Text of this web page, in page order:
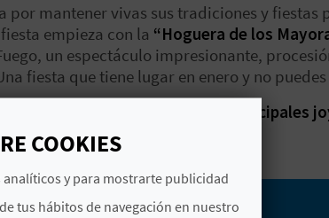
por mantener vivas sus tradiciones y fiestas
empieza con la “Hoguera de los
un espectáculo impresionante,
fiesta que tiene lugar en enero y no
la naturaleza es una de las principales
y disfruta de cada minuto.
COOKIES
y para mostrarte publicidad
tus hábitos de navegación en nuestro